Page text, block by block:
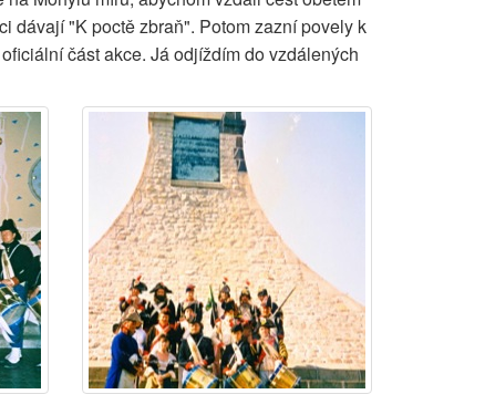
dávají "K poctě zbraň". Potom zazní povely k
část akce. Já odjíždím do vzdálených